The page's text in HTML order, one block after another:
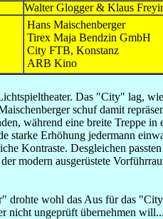
Walter Glogger & Klaus
Hans Maischenberger
Tirex Maja Bendzin GmbH
City FTB, Konstanz
ARB Kino
Das "City" lag,
schuf damit
während eine breite Treppe
starke Erhöhung jedermann
Kontraste. Desgleichen
modern ausgerüstete
drohte wohl das Aus für das
nicht ungeprüft übernehmen